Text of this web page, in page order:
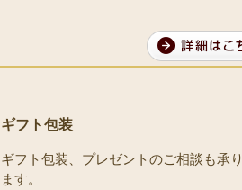
ギフト包装
ギフト包装、プレゼントのご相談も承り
ます。